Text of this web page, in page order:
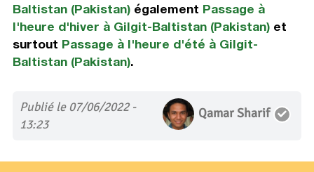
Baltistan (Pakistan)également Passage à
l'heure d'hiver à Gilgit-Baltistan (Pakistan)et
surtout Passage à l'heure d'été à Gilgit-
Baltistan (Pakistan).
Publié le 07/06/2022 -
13:23
Qamar Sharif